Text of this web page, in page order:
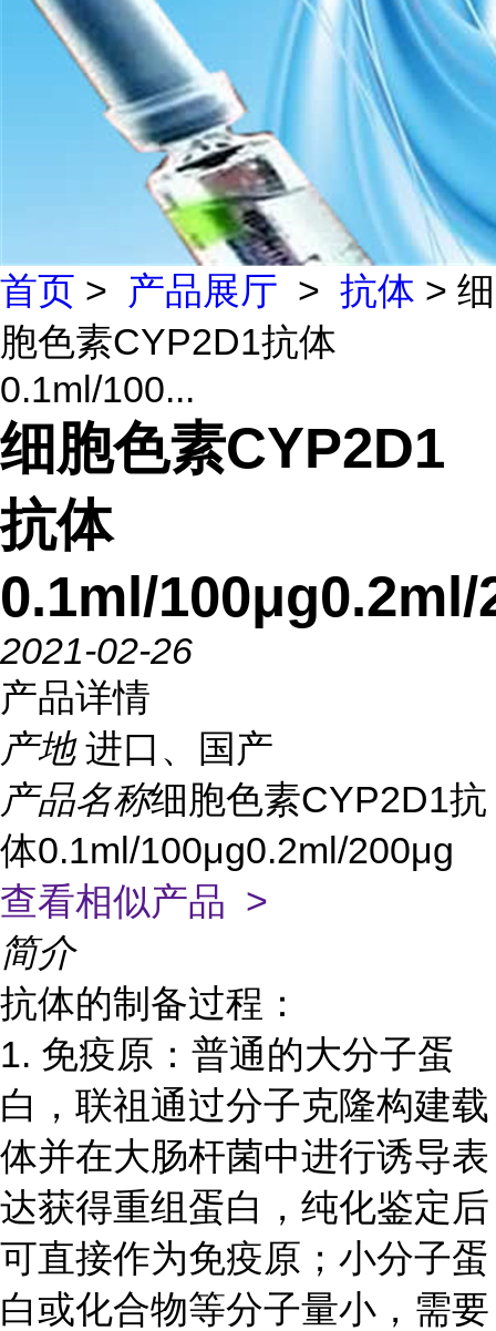
首页 > 产品展厅 > 抗体 > 细
胞色素CYP2D1抗体
0.1ml/100...
细胞色素CYP2D1
抗体
0.1ml/100μg0.2ml/
2021-02-26
产品详情
产地 进口、国产
产品名称细胞色素CYP2D1抗
体0.1ml/100μg0.2ml/200μg
查看相似产品 >
简介
抗体的制备过程：
1. 免疫原：普通的大分子蛋
白，联祖通过分子克隆构建载
体并在大肠杆菌中进行诱导表
达获得重组蛋白，纯化鉴定后
可直接作为免疫原；小分子蛋
白或化合物等分子量小，需要